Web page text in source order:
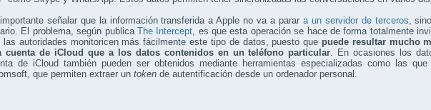
señalar que la información transferida a Apple no va a parar a un servidor de terceros ,
El problema, según publica The Intercept , es que esta operación se hace de forma totalmente
las autoridades monitoricen más fácilmente este tipo de datos, puesto que puede resultar mucho
cuenta de iCloud que a los datos contenidos en un teléfono particular . En ocasiones los
de iCloud también pueden ser obtenidos mediante herramientas especializadas como las
que permiten extraer un token de autentificación desde un ordenador personal.